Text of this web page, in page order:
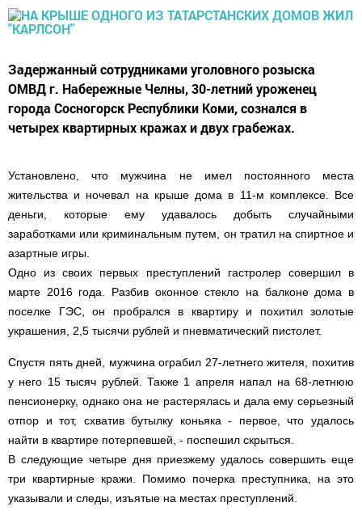
Задержанный сотрудниками уголовного розыска
ОМВД г. Набережные Челны, 30-летний уроженец
города Сосногорск Республики Коми, сознался в
четырех квартирных кражах и двух грабежах.
Установлено, что мужчина не имел постоянного места
жительства и ночевал на крыше дома в 11-м комплексе. Все
деньги, которые ему удавалось добыть случайными
заработками или криминальным путем, он тратил на спиртное и
азартные игры.
Одно из своих первых преступлений гастролер совершил в
марте 2016 года. Разбив оконное стекло на балконе дома в
поселке ГЭС, он пробрался в квартиру и похитил золотые
украшения, 2,5 тысячи рублей и пневматический пистолет.
Спустя пять дней, мужчина ограбил 27-летнего жителя, похитив
у него 15 тысяч рублей. Также 1 апреля напал на 68-летнюю
пенсионерку, однако она не растерялась и дала ему серьезный
отпор и тот, схватив бутылку коньяка - первое, что удалось
найти в квартире потерпевшей, - поспешил скрыться.
В следующие четыре дня приезжему удалось совершить еще
три квартирные кражи. Помимо почерка преступника, на это
указывали и следы, изъятые на местах преступлений.